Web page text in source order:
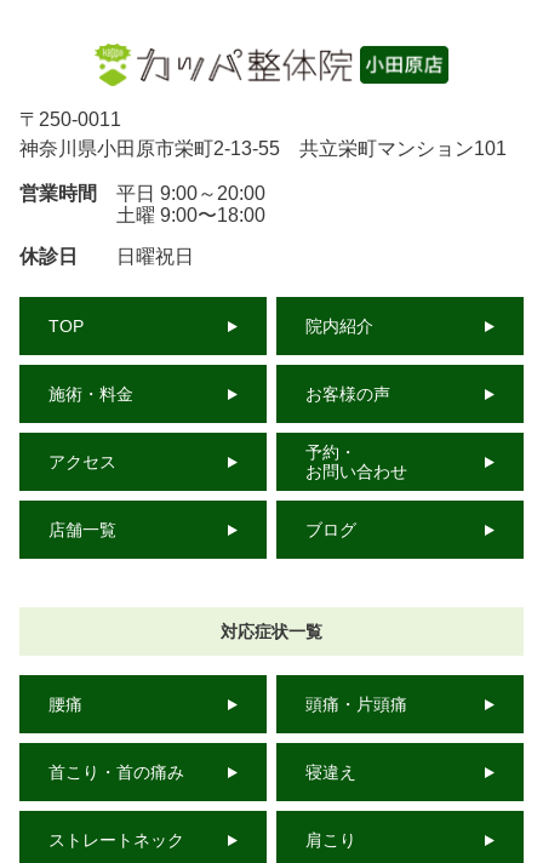
〒 250-0011
神奈川県小田原市栄町2-13-55 共立栄町マンション101
営業時間
平日 9:00～20:00
土曜 9:00〜18:00
休診日
日曜祝日
TOP 院内紹介
施術・料金 お客様の声
アクセス
予約・
お問い合わせ
店舗一覧 ブログ
対応症状一覧
腰痛 頭痛・片頭痛
首こり・首の痛み 寝違え
ストレートネック 肩こり